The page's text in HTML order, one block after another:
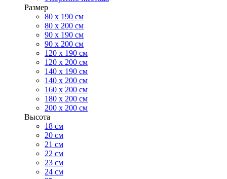
Размер
80 х 190 см
80 х 200 см
90 х 190 см
90 х 200 см
120 х 190 см
120 х 200 см
140 х 190 см
140 х 200 см
160 х 200 см
180 х 200 см
200 х 200 см
Высота
18 см
20 см
21 см
22 см
23 см
24 см